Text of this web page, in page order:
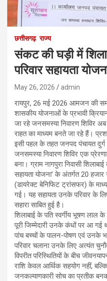
छत्तीसगढ़ राज्य
संकट की घड़ी में
परिवार सहायता
May 26, 2026 admin
रायपुर, 26 मई 2026 आमजन की
शासकीय योजनाओं के प्रभावी
जा रहे जनसमस्या निवारण शिविर
राहत का माध्यम बनते जा रहे हैं।
इसी पहल के तहत जनपद पंचायत दुर्ग
जनसमस्या निवारण शिविर एक
बना। ग्राम नागपुरा निवासी शिलाबाई
सहायता योजना’ के अंतर्गत 20 हजार
(डायरेक्ट बेनिफिट ट्रांसफर) के
गई। यह सहायता उनके परिवार के
सहारा साबित हुई है।
शिलाबाई के पति स्वर्गीय भूषण लाल
पूरी जिम्मेदारी उनके कंधों पर आ गई
पांच बच्चों के पालन-पोषण एवं उनके
परिवार चलाना उनके लिए अत्यंत
विपरीत परिस्थितियों के बीच
राशि केवल आर्थिक सहयोग नहीं,
जनकल्याणकारी सोच का प्रतीक